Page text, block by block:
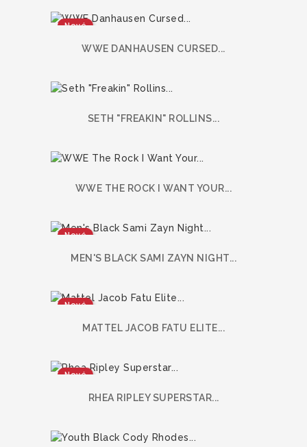
Nové
WWE DANHAUSEN CURSED...
SETH "FREAKIN" ROLLINS...
WWE THE ROCK I WANT YOUR...
Nové
MEN'S BLACK SAMI ZAYN NIGHT...
Nové
MATTEL JACOB FATU ELITE...
Nové
RHEA RIPLEY SUPERSTAR...